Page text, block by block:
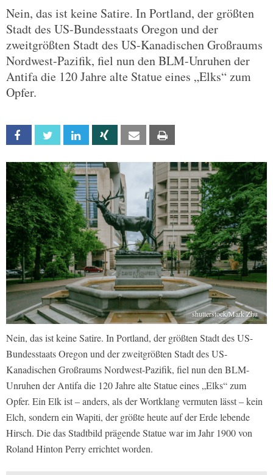
Nein, das ist keine Satire. In Portland, der größten
Stadt des US-Bundesstaats Oregon und der
zweitgrößten Stadt des US-Kanadischen Großraums
Nordwest-Pazifik, fiel nun den BLM-Unruhen der
Antifa die 120 Jahre alte Statue eines „Elks“ zum
Opfer.
Facebook Twitter Linkedin Xing Email
shutterstock/Mark Zhu
Nein, das ist keine Satire. In Portland, der größten Stadt des US-
Bundesstaats Oregon und der zweitgrößten Stadt des US-
Kanadischen Großraums Nordwest-Pazifik, fiel nun den BLM-
Unruhen der Antifa die 120 Jahre alte Statue eines „Elks“ zum
Opfer. Ein Elk ist – anders, als der Wortklang vermuten lässt – kein
Elch, sondern ein Wapiti, der größte heute auf der Erde lebende
Hirsch. Die das Stadtbild prägende Statue war im Jahr 1900 von
Roland Hinton Perry errichtet worden.